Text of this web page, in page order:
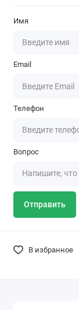
Имя
Email
Телефон
Вопрос
Отправить
В избранное